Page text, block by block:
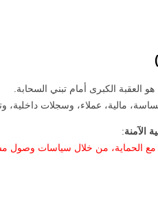
العقبة الكبرى أمام تبني السحابة.
مالية، عملاء، وسجلات داخلية،
الآمنة:
الحماية، من خلال سياسات وصول